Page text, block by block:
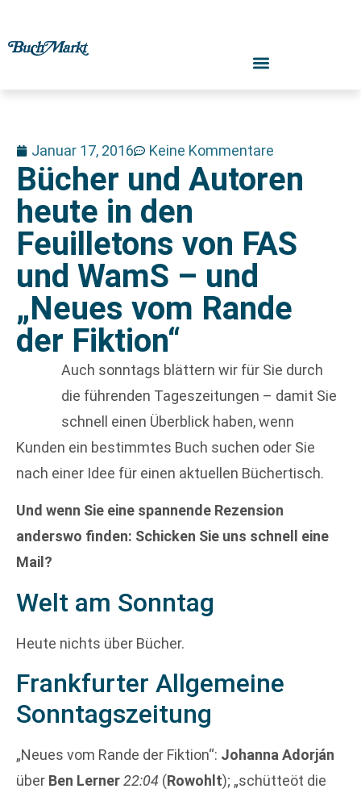
Januar 17, 2016 Keine Kommentare
Bücher und Autoren
heute in den
Feuilletons von FAS
und WamS – und
„Neues vom Rande
der Fiktion“
Auch sonntags blättern wir für Sie durch
die führenden Tageszeitungen – damit Sie
schnell einen Überblick haben, wenn
Kunden ein bestimmtes Buch suchen oder Sie
nach einer Idee für einen aktuellen Büchertisch.
Und wenn Sie eine spannende Rezension
anderswo finden: Schicken Sie uns schnell eine
Mail?
Welt am Sonntag
Heute nichts über Bücher.
Frankfurter Allgemeine
Sonntagszeitung
„Neues vom Rande der Fiktion“: Johanna Adorján
über Ben Lerner22:04 (Rowohlt); „schütteöt die